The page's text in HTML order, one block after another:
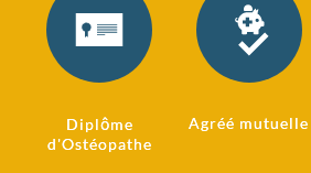
Diplôme
d'Ostéopathe
Agréé mutuelle